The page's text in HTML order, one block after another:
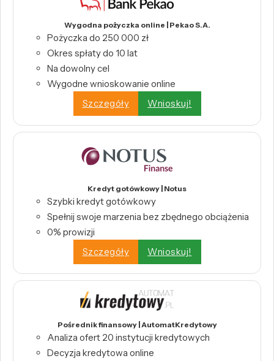
Wygodna pożyczka online | Pekao S.A.
Pożyczka do 250 000 zł
Okres spłaty do 10 lat
Na dowolny cel
Wygodne wnioskowanie online
Szczegóły
Wnioskuj!
Kredyt gotówkowy | Notus
Szybki kredyt gotówkowy
Spełnij swoje marzenia bez zbędnego obciążenia
0% prowizji
Szczegóły
Wnioskuj!
Pośrednik finansowy | AutomatKredytowy
Analiza ofert 20 instytucji kredytowych
Decyzja kredytowa online